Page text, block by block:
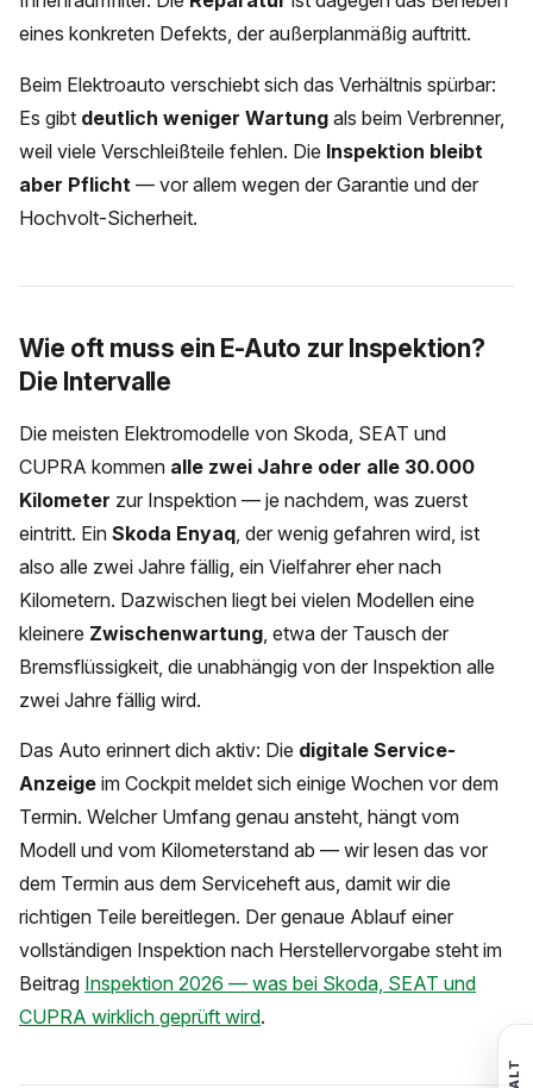
eines konkreten Defekts, der außerplanmäßig auftritt.
Beim Elektroauto verschiebt sich das Verhältnis spürbar:
Es gibt deutlich weniger Wartung als beim Verbrenner,
weil viele Verschleißteile fehlen. Die Inspektion bleibt
aber Pflicht — vor allem wegen der Garantie und der
Hochvolt-Sicherheit.
Wie oft muss ein E-Auto zur Inspektion?
Die Intervalle
Die meisten Elektromodelle von Skoda, SEAT und
CUPRA kommen alle zwei Jahre oder alle 30.000
Kilometer zur Inspektion — je nachdem, was zuerst
eintritt. Ein Skoda Enyaq , der wenig gefahren wird, ist
also alle zwei Jahre fällig, ein Vielfahrer eher nach
Kilometern. Dazwischen liegt bei vielen Modellen eine
kleinere Zwischenwartung , etwa der Tausch der
Bremsflüssigkeit, die unabhängig von der Inspektion alle
zwei Jahre fällig wird.
Das Auto erinnert dich aktiv: Die digitale Service-
Anzeige im Cockpit meldet sich einige Wochen vor dem
Termin. Welcher Umfang genau ansteht, hängt vom
Modell und vom Kilometerstand ab — wir lesen das vor
dem Termin aus dem Serviceheft aus, damit wir die
richtigen Teile bereitlegen. Der genaue Ablauf einer
vollständigen Inspektion nach Herstellervorgabe steht im
Beitrag Inspektion 2026 — was bei Skoda, SEAT und
CUPRA wirklich geprüft wird.